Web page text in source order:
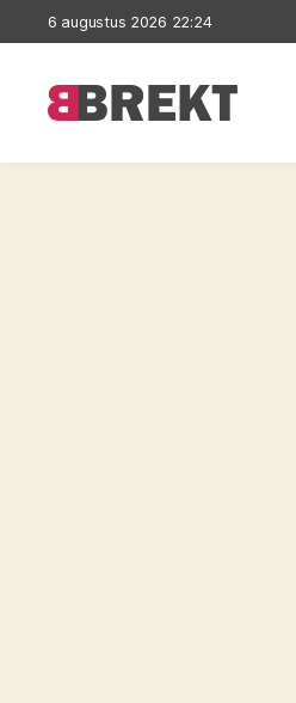
6 augustus 2026 22:24